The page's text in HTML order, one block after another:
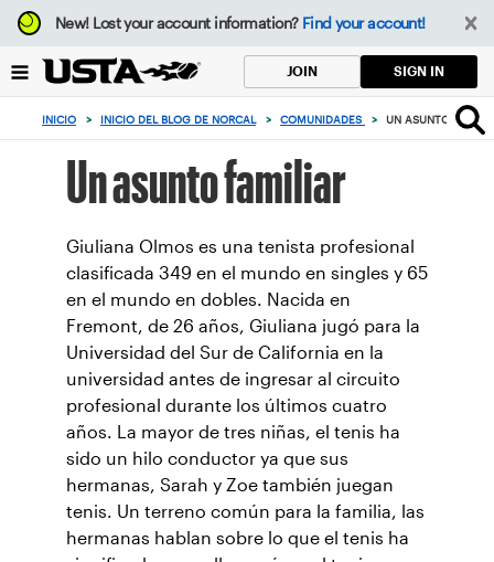
Enfoque
desde
botón
volver
New!Lost your account information? Find your account!
JOIN SIGN IN
INICIO > INICIO DEL BLOG DE NORCAL > COMUNIDADES > UN ASUNTO
Un asunto familiar
Giuliana Olmos es una tenista profesional
clasificada 349 en el mundo en singles y 65
en el mundo en dobles. Nacida en
Fremont, de 26 años, Giuliana jugó para la
Universidad del Sur de California en la
universidad antes de ingresar al circuito
profesional durante los últimos cuatro
años. La mayor de tres niñas, el tenis ha
sido un hilo conductor ya que sus
hermanas, Sarah y Zoe también juegan
tenis. Un terreno común para la familia, las
hermanas hablan sobre lo que el tenis ha